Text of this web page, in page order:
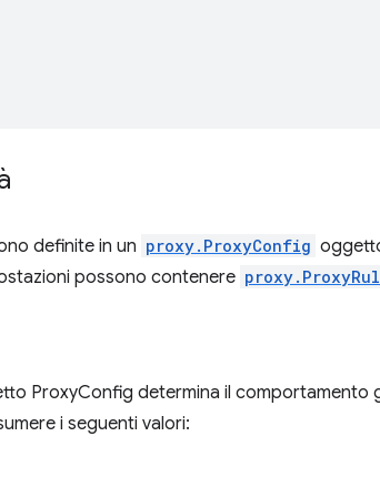
definite in un proxy.ProxyConfig
possono contenere
ProxyConfig determina il comportamento
i seguenti valori: